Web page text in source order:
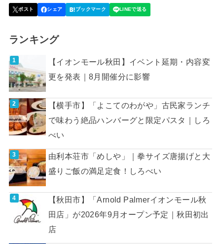
ランキング
【イオンモール秋田】イベント延期・内容変
更を発表｜8月開催分に影響
【横手市】「よこてのわがや」古民家ランチ
で味わう絶品ハンバーグと限定パスタ｜しろ
べい
由利本荘市「めしや」｜拳サイズ唐揚げと大
盛りご飯の満足定食！しろべい
【秋田市】「Arnold Palmerイオンモール秋
田店」が2026年9月オープン予定｜秋田初出
店